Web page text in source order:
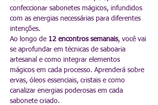
confeccionar sabonetes mágicos, infundidos
com as energias necessárias para diferentes
intenções.
Ao longo de 12 encontros semanais, você vai
se aprofundar em técnicas de saboaria
artesanal e como integrar elementos
mágicos em cada processo. Aprenderá sobre
ervas, óleos essenciais, cristais e como
canalizar energias poderosas em cada
sabonete criado.